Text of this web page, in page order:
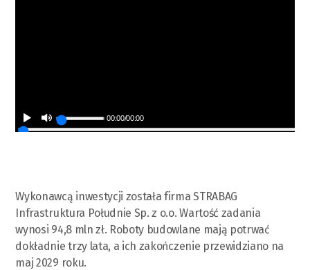
00:00/00:00
Wykonawcą inwestycji została firma STRABAG
Infrastruktura Południe Sp. z o.o. Wartość zadania
wynosi 94,8 mln zł. Roboty budowlane mają potrwać
dokładnie trzy lata, a ich zakończenie przewidziano na
maj 2029 roku.